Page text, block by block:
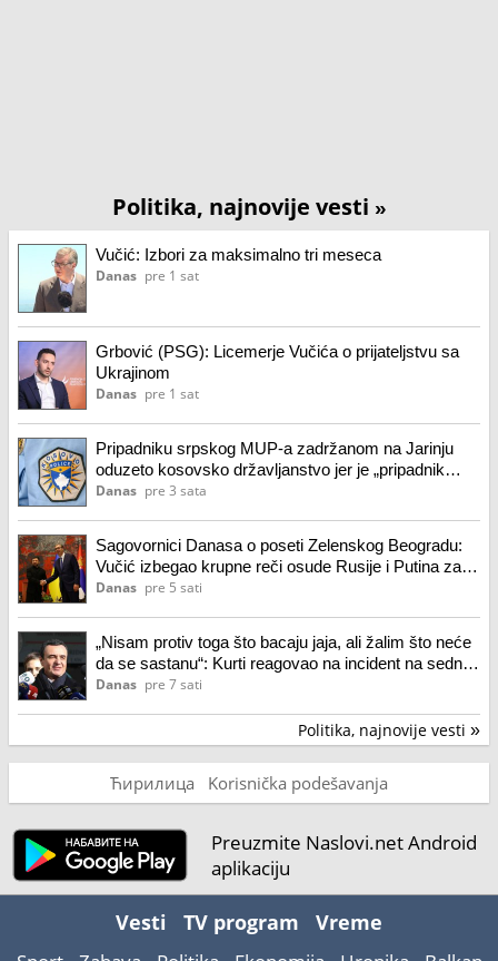
Politika, najnovije vesti »
Vučić: Izbori za maksimalno tri meseca
Danas pre 1 sat
Grbović (PSG): Licemerje Vučića o prijateljstvu sa
Ukrajinom
Danas pre 1 sat
Pripadniku srpskog MUP-a zadržanom na Jarinju
oduzeto kosovsko državljanstvo jer je „pripadnik
policijskih snaga druge države“
Danas pre 3 sata
Sagovornici Danasa o poseti Zelenskog Beogradu:
Vučić izbegao krupne reči osude Rusije i Putina za
rat i zločine u Ukrajini
Danas pre 5 sati
„Nisam protiv toga što bacaju jaja, ali žalim što neće
da se sastanu“: Kurti reagovao na incident na sednici
parlamenta
Danas pre 7 sati
Politika, najnovije vesti »
Ћирилица Korisnička podešavanja
Preuzmite Naslovi.net Android
aplikaciju
Vesti TV program Vreme